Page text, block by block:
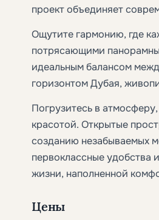
проект объединяет
Ощутите гармонию, где
потрясающими
идеальным балансом
горизонтом Дубая,
Погрузитесь в
красотой. Открытые
созданию незабываемых
первоклассные удобства
жизни, наполненной
Цены